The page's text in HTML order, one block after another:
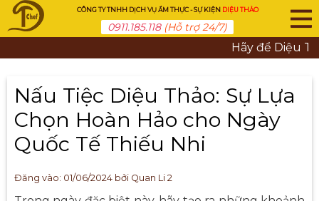
CÔNG TY TNHH DỊCH VỤ ẨM THỰC - SỰ KIỆN DIỆU THẢO
0911.185.118 (Hỗ trợ 24/7)
Hãy để Diệu
Nấu Tiệc Diệu Thảo: Sự Lựa
Chọn Hoàn Hảo cho Ngày
Quốc Tế Thiếu Nhi
Đăng vào: 01/06/2024 bởi Quan Li 2